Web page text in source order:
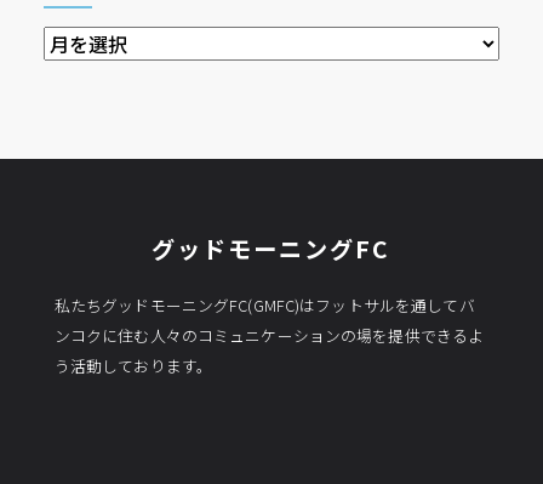
過
去
事
グッドモーニングFC
私たちグッドモーニングFC(GMFC)はフットサルを通してバ
ンコクに住む人々のコミュニケーションの場を提供できるよ
う活動しております。